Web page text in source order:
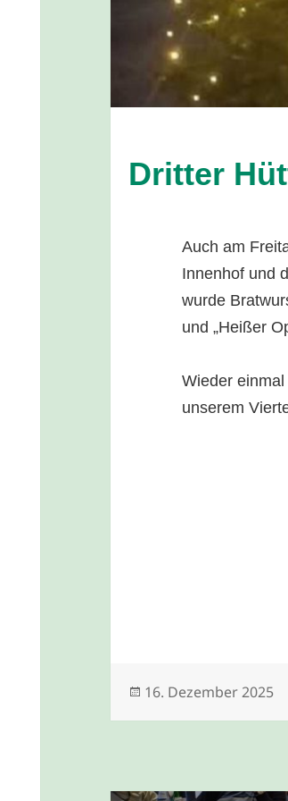
Dritter
Auch am
Innenhof und
wurde
und „Heißer
Wieder
unserem
Veröffentlicht
16. Dezember 2025